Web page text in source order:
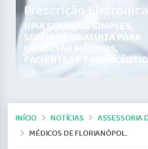
Prescrição Eletrônica
UMA SOLUÇÃO SIMPLES,
SEGURA E GRATUITA PARA
CONECTAR MÉDICOS,
PACIENTES E
INÍCIO NOTÍCIAS
ASSESSORIA
MÉDICOS DE FLORIANÓPOLIS PODEM PARAR EM MARÇO